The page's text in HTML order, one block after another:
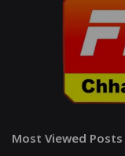
Most Viewed Posts